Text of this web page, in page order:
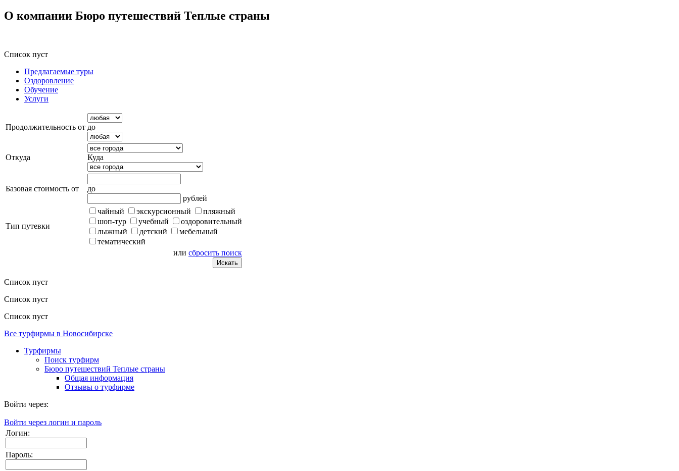
О компании Бюро путешествий Теплые страны
Список пуст
Предлагаемые туры
Оздоровление
Обучение
Услуги
Продолжительность от до
Откуда Куда
Базовая стоимость от
до
рублей
Тип путевки
чайный экскурсионный
пляжный
шоп-тур
учебный
оздоровительный
лыжный
детский
мебельный
тематический
или сбросить поиск
Список пуст
Список пуст
Список пуст
Все турфирмы в Новосибирске
Турфирмы
Поиск турфирм
Бюро путешествий Теплые страны
Общая информация
Отзывы о турфирме
Войти через:
Войти через логин и пароль
Логин:
Пароль: